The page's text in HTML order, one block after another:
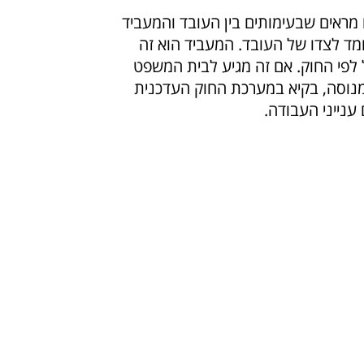
מראים שבעימותים בין העובד והמעביד
לצדו של העובד. המעביד הוא זה
לפי החוק. אם זה מגיע לבית המשפט
מנוסה, בקיא במערכת החוק העדכנית
ענייני העבודה.